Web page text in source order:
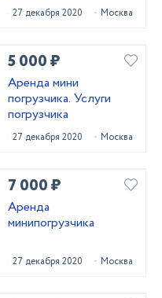
27 декабря 2020 Москва
5 000 ₽
Аренда мини
погрузчика. Услуги
погрузчика
27 декабря 2020 Москва
7 000 ₽
Аренда
минипогрузчика
27 декабря 2020 Москва